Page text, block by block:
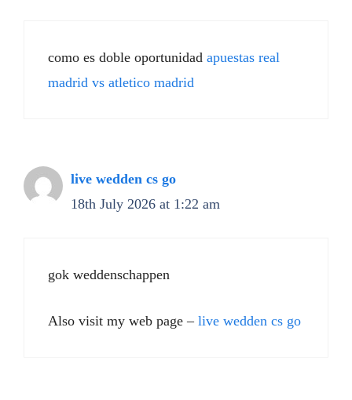
como es doble oportunidad apuestas real
madrid vs atletico madrid
live wedden cs go
18th July 2026 at 1:22 am
gok weddenschappen
Also visit my web page – live wedden cs go